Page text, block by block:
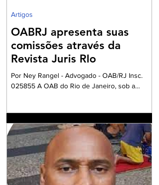
OABRJ apresenta suas
comissões através da
Revista Juris RIo
Por Ney Rangel - Advogado - OAB/RJ Insc.
025855 A OAB do Rio de Janeiro, sob a
Comissões formadas por Advogados e
Advogadas com a missão de trabalharem com
a Garantia Constitucional inscrita no art. 133 da
nossa Carta Política de 1988, realizando um
grandioso Projeto de Participação da Ordem
dos Advogados na preparação dos
Artigos